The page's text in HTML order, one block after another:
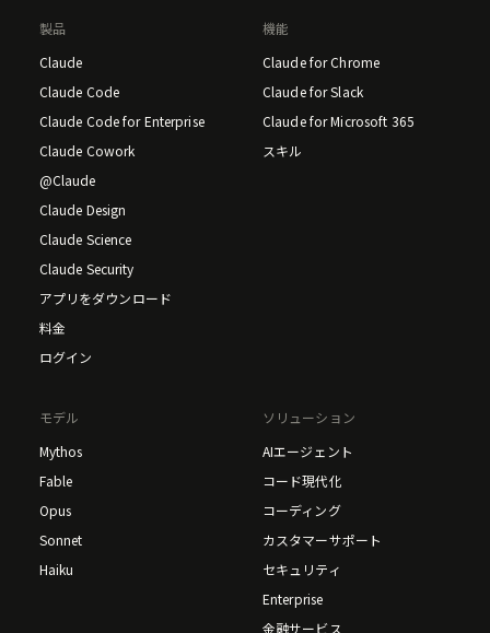
製品
Claude
Claude Code
Claude Code for Enterprise
Claude Cowork
@Claude
Claude Design
Claude Science
Claude Security
アプリをダウンロード
料金
ログイン
機能
Claude for Chrome
Claude for Slack
Claude for Microsoft 365
スキル
モデル
Mythos
Fable
Opus
Sonnet
Haiku
ソリューション
AIエージェント
コード現代化
コーディング
カスタマーサポート
セキュリティ
Enterprise
金融サービス